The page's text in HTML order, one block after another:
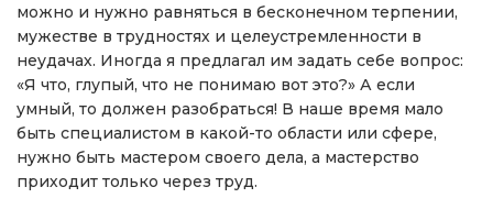
можно и нужно равняться в бесконечном терпении,
мужестве в трудностях и целеустремленности в
неудачах. Иногда я предлагал им задать себе вопрос:
«Я что, глупый, что не понимаю вот это?» А если
умный, то должен разобраться! В наше время мало
быть специалистом в какой-то области или сфере,
нужно быть мастером своего дела, а мастерство
приходит только через труд.